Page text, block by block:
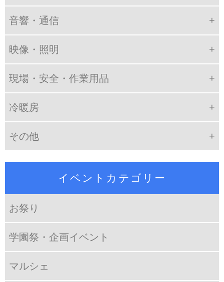
音響・通信
映像・照明
現場・安全・作業用品
冷暖房
その他
イベントカテゴリー
お祭り
学園祭・企画イベント
マルシェ